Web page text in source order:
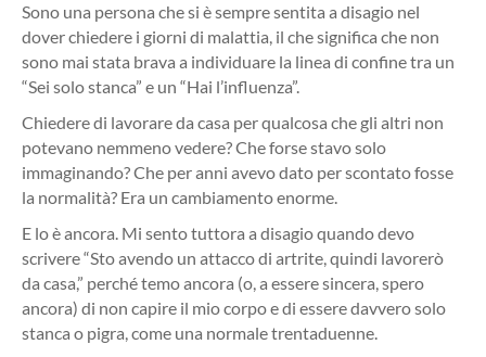
Sono una persona che si è sempre sentita a disagio nel
dover chiedere i giorni di malattia, il che significa che non
sono mai stata brava a individuare la linea di confine tra un
“Sei solo stanca” e un “Hai l’influenza”.
Chiedere di lavorare da casa per qualcosa che gli altri non
potevano nemmeno vedere? Che forse stavo solo
immaginando? Che per anni avevo dato per scontato fosse
la normalità? Era un cambiamento enorme.
E lo è ancora. Mi sento tuttora a disagio quando devo
scrivere “Sto avendo un attacco di artrite, quindi lavorerò
da casa,” perché temo ancora (o, a essere sincera, spero
ancora) di non capire il mio corpo e di essere davvero solo
stanca o pigra, come una normale trentaduenne.